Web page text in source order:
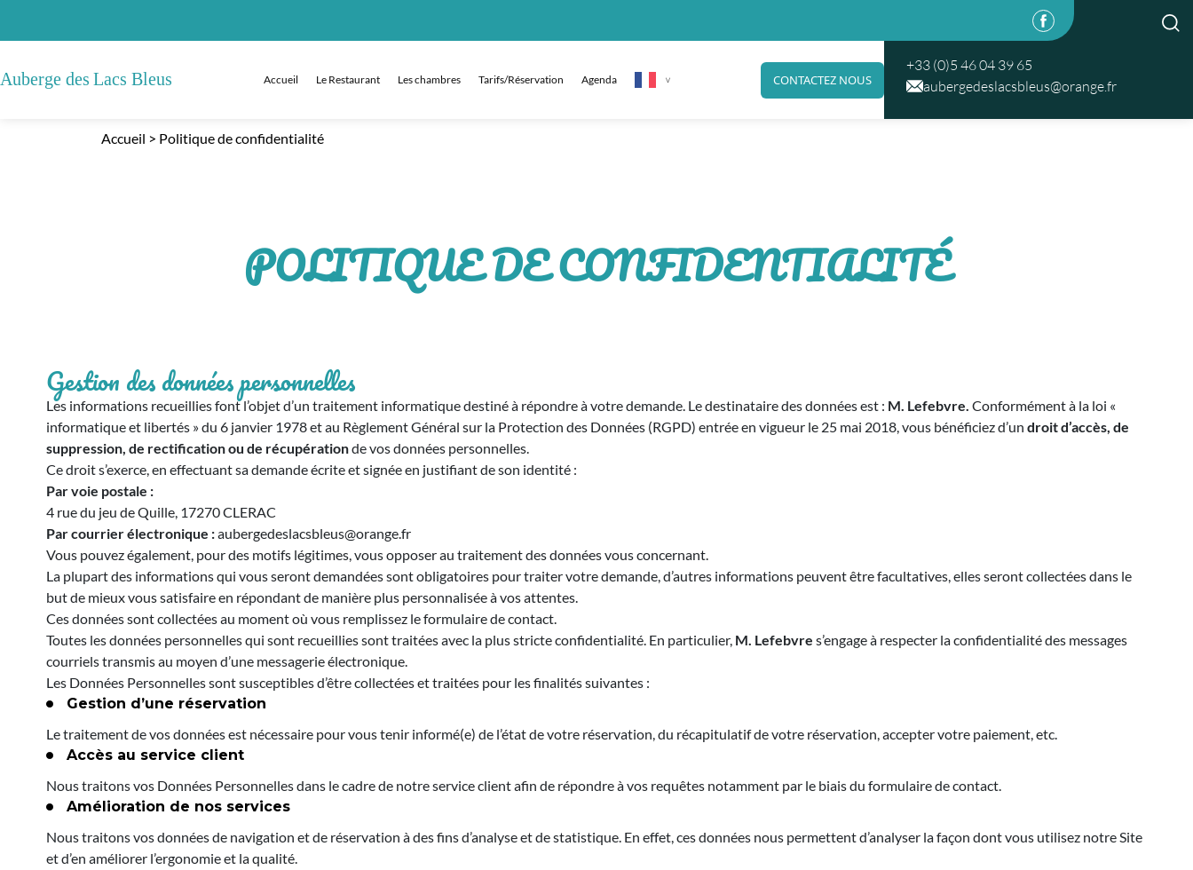
Accueil Le Restaurant Les chambres Tarifs/Réservation Agenda CONTACTEZ NOUS
+33 (0)5 46 04 39 65
aubergedeslacsbleus@orange.fr
Accueil > Politique de confidentialité
POLITIQUE DE CONFIDENTIALITÉ
Gestion des données personnelles
Les informations recueillies font l’objet d’un traitement informatique destiné à répondre à votre demande. Le destinataire des données est : M. Lefebvre. Conformément à la loi «
informatique et libertés » du 6 janvier 1978 et au Règlement Général sur la Protection des Données (RGPD) entrée en vigueur le 25 mai 2018, vous bénéficiez d’un droit d’accès, de
suppression, de rectification ou de récupérationde vos données personnelles.
Ce droit s’exerce, en effectuant sa demande écrite et signée en justifiant de son identité :
Par voie postale :
4 rue du jeu de Quille, 17270 CLERAC
Par courrier électronique :aubergedeslacsbleus@orange.fr
Vous pouvez également, pour des motifs légitimes, vous opposer au traitement des données vous concernant.
La plupart des informations qui vous seront demandées sont obligatoires pour traiter votre demande, d’autres informations peuvent être facultatives, elles seront collectées dans le
but de mieux vous satisfaire en répondant de manière plus personnalisée à vos attentes.
Ces données sont collectées au moment où vous remplissez le formulaire de contact.
Toutes les données personnelles qui sont recueillies sont traitées avec la plus stricte confidentialité. En particulier, M. Lefebvre s’engage à respecter la confidentialité des messages
courriels transmis au moyen d’une messagerie électronique.
Les Données Personnelles sont susceptibles d’être collectées et traitées pour les finalités suivantes :
Gestion d’une réservation
Le traitement de vos données est nécessaire pour vous tenir informé(e) de l’état de votre réservation, du récapitulatif de votre réservation, accepter votre paiement, etc.
Accès au service client
Nous traitons vos Données Personnelles dans le cadre de notre service client afin de répondre à vos requêtes notamment par le biais du formulaire de contact.
Amélioration de nos services
Nous traitons vos données de navigation et de réservation à des fins d’analyse et de statistique. En effet, ces données nous permettent d’analyser la façon dont vous utilisez notre Site
et d’en améliorer l’ergonomie et la qualité.